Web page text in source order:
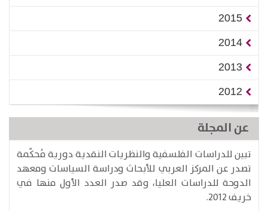
2015
2014
2013
2012
عن المجلة
تبين للدراسات الفلسفية والنظريات النقدية دورية مُحكّمة
تصدر عن المركز العربي للأبحاث ودراسة السياسات ومعهد
الدوحة للدراسات العليا، وقد صدر العدد الأول منها في
خريف 2012.